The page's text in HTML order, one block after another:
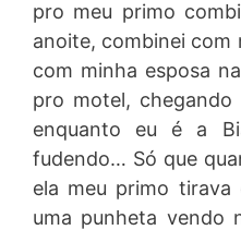
pro meu primo
anoite, combinei com
com minha esposa
pro motel,
enquanto eu é a
fudendo… Só que
ela meu primo
uma punheta vendo